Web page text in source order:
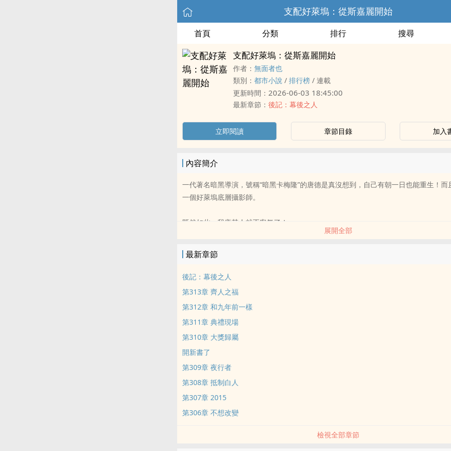
支配好萊塢：從斯嘉麗開始
首頁 分類 排行 搜尋
支配好萊塢：從斯嘉麗開始
作者： 無面者也
類別： 都市小說 / 排行榜 / 連載
更新時間： 2026-06-03 18:45:00
最新章節： 後記：幕後之人
立即閱讀 章節目錄 加入
內容簡介
一代著名暗黑導演，號稱“暗黑卡梅隆”的唐德是真沒想到，自己有朝一日也能重生！而
一個好萊塢底層攝影師。
既然如此，我唐某人就不客氣了！
姿勢，豈不是對不起我穿越者的名號？
這個世界上出現了一位著名好萊塢大導演！
他是寡姐的秘密情人，也是泰勒歌曲裡多次出現的前男友。
他是奧斯卡及各大電影節的獲獎常客，也是無數明星諂媚討好的好萊塢幕後教父。
他叫唐德，他的故事發生在2002年春天的紐約，從一次‘仙人跳’開始。
展開全部
最新章節
後記：幕後之人
第313章 齊人之福
第312章 和九年前一樣
第311章 典禮現場
第310章 大獎歸屬
開新書了
第309章 夜行者
第308章 抵制白人
第307章 2015
第306章 不想改變
檢視全部章節